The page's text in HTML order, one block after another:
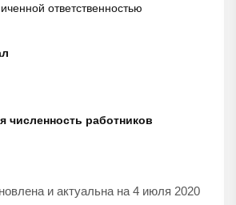
ответственностью
численность работников
и актуальна на 4 июля 2020